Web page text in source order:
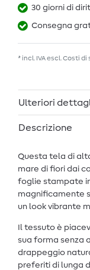
30 giorni di
Consegna
* incl. IVA escl.Costi di
Ulteriori
Descrizione
Questa tela di
mare di fiori dai
foglie stampate
magnificamente
un look vibrante
Il tessuto è
sua forma senza
drappeggio
preferiti di lunga